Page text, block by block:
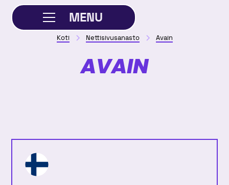
MENU
SULJE
Koti Nettisivusanasto Avain
AVAIN